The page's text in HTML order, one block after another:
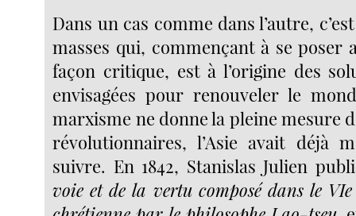
Dans un cas comme dans l’autre,
masses qui, commençant à se poser
façon critique, est à l’origine des
envisagées pour renouveler le
marxisme ne donne la pleine mesure
révolutionnaires, l’Asie avait déjà
suivre. En 1842, Stanislas Julien
voie et de la vertu composé dans le VIe